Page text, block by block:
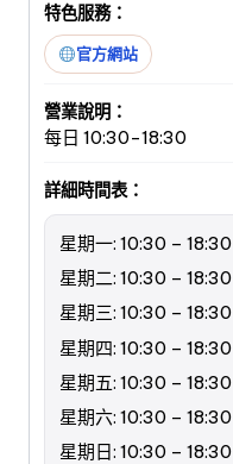
特色服務：
官方網站
營業說明：
每日 10:30-18:30
詳細時間表：
星期一: 10:30 – 18:30
星期二: 10:30 – 18:30
星期三: 10:30 – 18:30
星期四: 10:30 – 18:30
星期五: 10:30 – 18:30
星期六: 10:30 – 18:30
星期日: 10:30 – 18:30